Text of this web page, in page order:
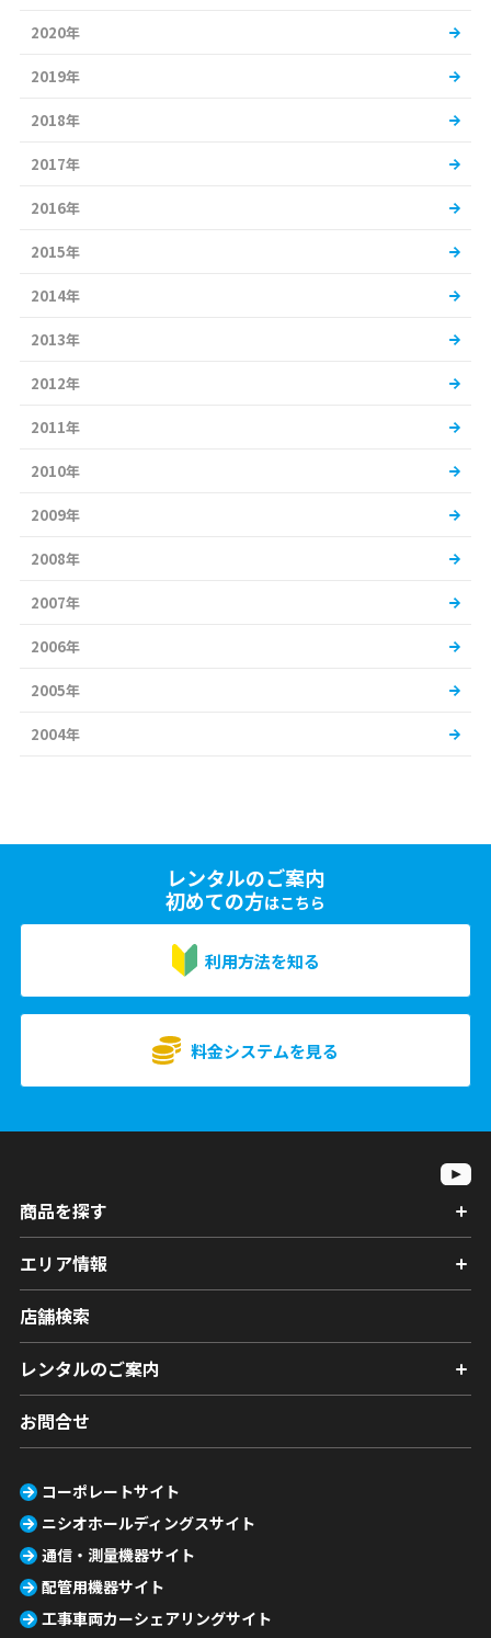
2020年
2019年
2018年
2017年
2016年
2015年
2014年
2013年
2012年
2011年
2010年
2009年
2008年
2007年
2006年
2005年
2004年
レンタルのご案内
初めての方はこちら
利用方法を知る
料金システムを見る
商品を探す
エリア情報
店舗検索
レンタルのご案内
お問合せ
コーポレートサイト
ニシオホールディングスサイト
通信・測量機器サイト
配管用機器サイト
工事車両カーシェアリングサイト